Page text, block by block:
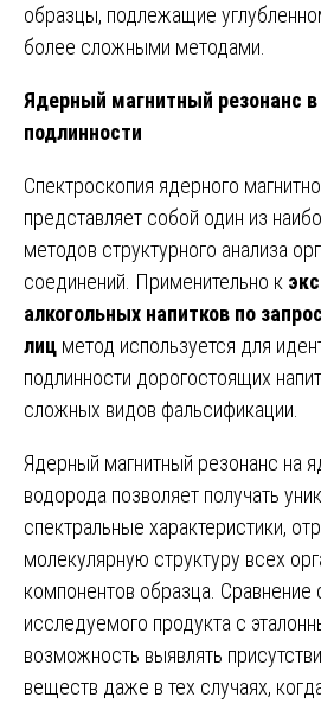
образцы, подлежащие
более сложными методами.
Ядерный магнитный резонанс
подлинности
Спектроскопия ядерного
представляет собой один из
методов структурного анализа
соединений. Применительно к
алкогольных напитков по
лиц метод используется для
подлинности дорогостоящих
сложных видов фальсификации.
Ядерный магнитный резонанс на
водорода позволяет получать
спектральные характеристики,
молекулярную структуру всех
компонентов образца. Сравнение
исследуемого продукта с
возможность выявлять
веществ даже в тех случаях,